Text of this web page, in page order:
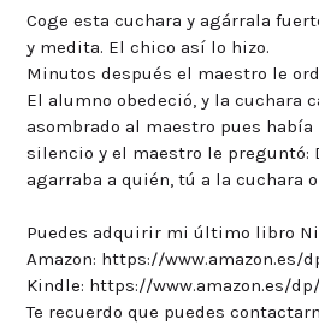
Coge esta cuchara y agárrala
y medita. El chico así lo hizo.
Minutos después el maestro le
El alumno obedeció, y la cuchara
asombrado al maestro pues
silencio y el maestro le preguntó:
agarraba a quién, tú a la cuchara
Puedes adquirir mi último libro
Amazon: https://www.amazon.es/
Kindle: https://www.amazon.es/dp/
Te recuerdo que puedes